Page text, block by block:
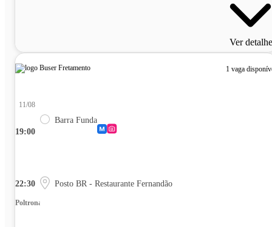
Ver
1 vaga
19:00
11/08
Barra Funda
22:30 Posto BR - Restaurante Fernandão
Poltrona